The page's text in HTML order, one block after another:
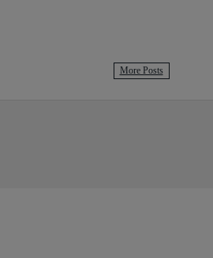
More Posts